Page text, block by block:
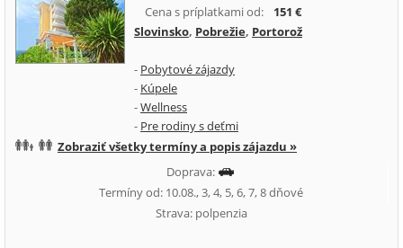
Cena s príplatkami od:
151 €
Slovinsko, Pobrežie, Portorož
- Pobytové zájazdy
- Kúpele
-Wellness
- Pre rodiny s deťmi
Zobraziť všetky termíny a popis zájazdu »
Doprava:
Termíny od: 10.08., 3, 4, 5, 6, 7, 8 dňové
Strava: polpenzia